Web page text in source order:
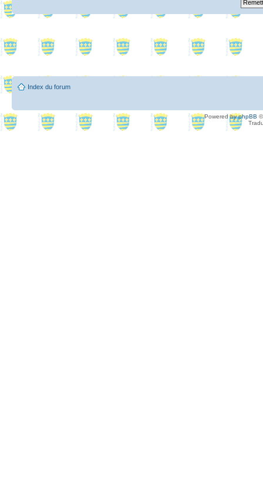
Index du forum
Powered byphpBB